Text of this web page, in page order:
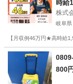
時給
株式
岐阜
【月収例46万円★高時給
岐阜 各務原市
800円